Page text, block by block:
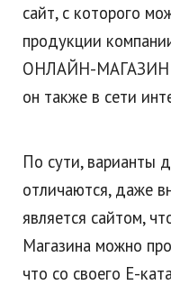
сайт, с которого
продукции
ОНЛАЙН-МАГАЗИН
он также в сети
По сути, варианты
отличаются, даже
является сайтом,
Магазина можно
что со своего Е-